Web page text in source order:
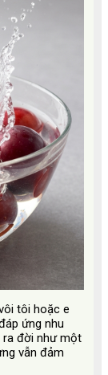
tôi hoặc e
ứng nhu
ra đời như một
vẫn đảm